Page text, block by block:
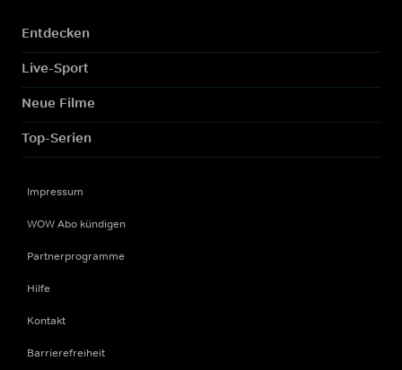
Entdecken
Live-Sport
Neue Filme
Top-Serien
Impressum
WOW Abo kündigen
Partnerprogramme
Hilfe
Kontakt
Barrierefreiheit